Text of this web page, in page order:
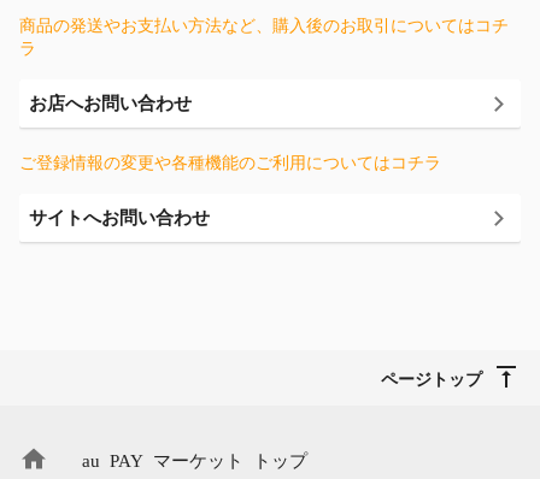
商品の発送やお支払い方法など、購入後のお取引についてはコチ
ラ
お店へお問い合わせ
ご登録情報の変更や各種機能のご利用についてはコチラ
サイトへお問い合わせ
ページトップ
au PAY マーケット トップ